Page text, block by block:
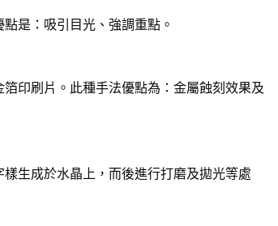
是：吸引目光、強調重點。
印刷片。此種手法優點為：金屬蝕刻效果及
生成於水晶上，而後進行打磨及拋光等處